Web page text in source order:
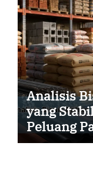
Analisis
yang
Peluang